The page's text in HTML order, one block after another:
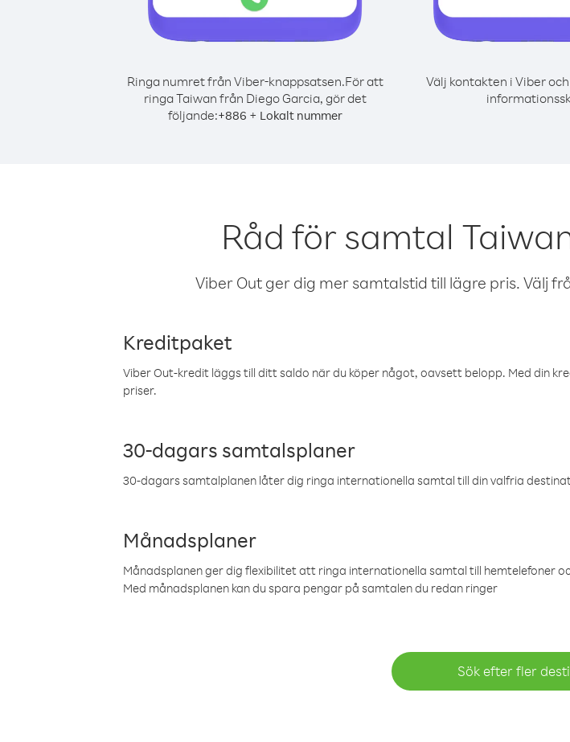
Ringa numret från Viber-knappsatsen.För att
ringa Taiwan från Diego Garcia, gör det
följande:+886 + Lokalt nummer
Välj kontakten i Viber
Råd för samtal
Viber Out ger dig mer samtalstid till lägre pris. Välj
Kreditpaket
Viber Out-kredit läggs till ditt saldo när du köper något, oavsett belopp. Med din
priser.
30-dagars samtalsplaner
30-dagars samtalplanen låter dig ringa internationella samtal till din valfria
Månadsplaner
Månadsplanen ger dig flexibilitet att ringa internationella samtal till hemtelefoner
Med månadsplanen kan du spara pengar på samtalen du redan ringer
Sök efter fler